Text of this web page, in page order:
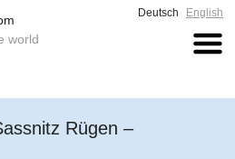
world
Deutsch English
Rügen –